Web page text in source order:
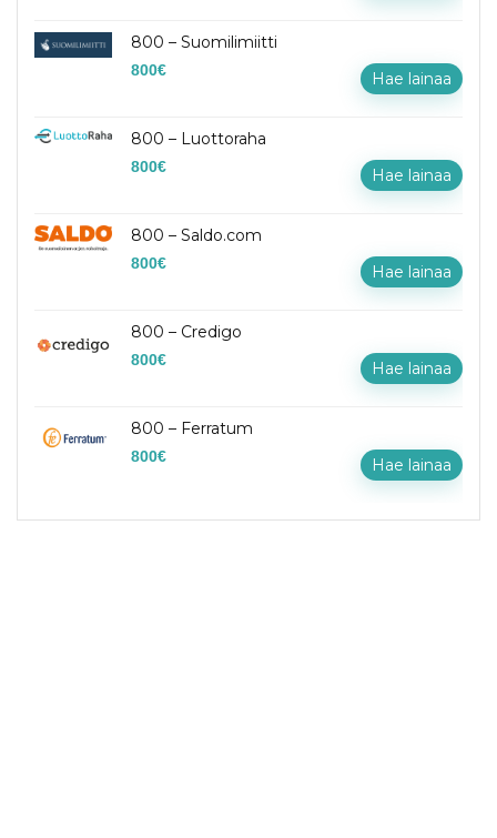
800 – Suomilimiitti
800€ Hae lainaa
800 – Luottoraha
800€ Hae lainaa
800 – Saldo.com
800€ Hae lainaa
800 – Credigo
800€ Hae lainaa
800 – Ferratum
800€ Hae lainaa